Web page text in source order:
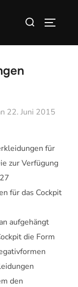
Suchen
Veröffentlicht
22. Juni 2015
für
zur Verfügung
für das Cockpit
aufgehängt
die Form
den